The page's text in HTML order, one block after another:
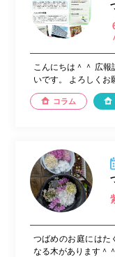
こんにちは＾＾ 広
いです。 よろしくお
コラム
つばめのお庭にはた
なる木があります＾